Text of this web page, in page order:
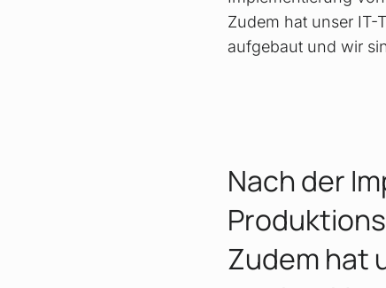
Zudem hat unser IT-
aufgebaut und wir
Nach der
Zudem hat